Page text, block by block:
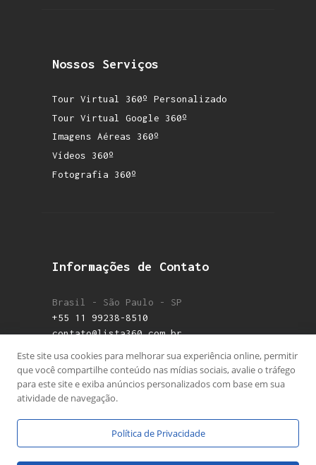
Nossos Serviços
Tour Virtual 360º Personalizado
Tour Virtual Google 360º
Imagens Aéreas 360º
Vídeos 360º
Fotografia 360º
Informações de Contato
Brasil - São Paulo - SP
+55 11 99238-8510
contato@lista360.com.br
Este site usa cookies para melhorar sua experiência online, permitir
que você compartilhe conteúdo nas mídias sociais, avalie o tráfego
para este site e exiba anúncios personalizados com base em sua
atividade de navegação.
Política de Privacidade